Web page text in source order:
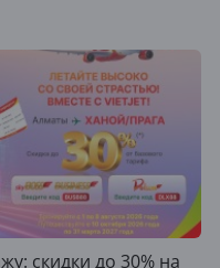
скидки до 30% на